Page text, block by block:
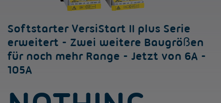
Softstarter VersiStart II plus Serie
erweitert - Zwei weitere Baugrößen
für noch mehr Range - Jetzt von 6A -
105A